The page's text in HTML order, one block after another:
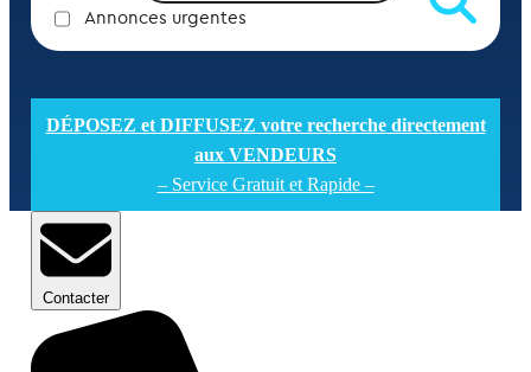
Annonces urgentes
DÉPOSEZ et DIFFUSEZ votre recherche directement
aux VENDEURS
– Service Gratuit et Rapide –
Contacter